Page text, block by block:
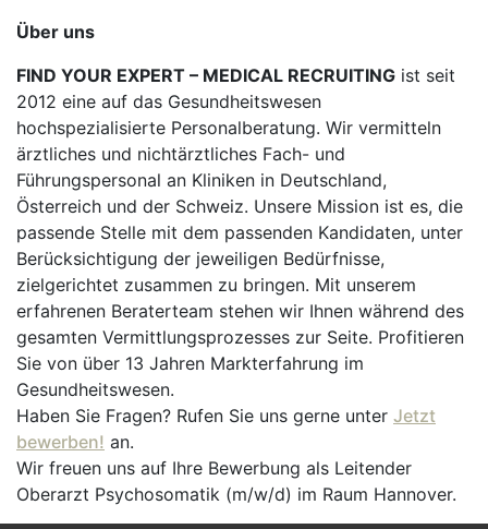
Über uns
FIND YOUR EXPERT – MEDICAL RECRUITING ist seit
2012 eine auf das Gesundheitswesen
hochspezialisierte Personalberatung. Wir vermitteln
ärztliches und nichtärztliches Fach- und
Führungspersonal an Kliniken in Deutschland,
Österreich und der Schweiz. Unsere Mission ist es, die
passende Stelle mit dem passenden Kandidaten, unter
Berücksichtigung der jeweiligen Bedürfnisse,
zielgerichtet zusammen zu bringen. Mit unserem
erfahrenen Beraterteam stehen wir Ihnen während des
gesamten Vermittlungsprozesses zur Seite. Profitieren
Sie von über 13 Jahren Markterfahrung im
Gesundheitswesen.
Haben Sie Fragen? Rufen Sie uns gerne unter Jetzt
bewerben! an.
Wir freuen uns auf Ihre Bewerbung als Leitender
Oberarzt Psychosomatik (m/w/d) im Raum Hannover.